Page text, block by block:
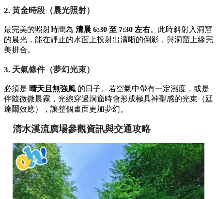
2. 黃金時段（晨光照射）
最完美的照射時間為 清晨 6:30 至 7:30 左右。此時斜射入洞窟
的晨光，能在靜止的水面上投射出清晰的倒影，與洞窟上緣完
美拼合。
3. 天氣條件（夢幻光束）
必須是 晴天且無強風 的日子。若空氣中帶有一定濕度，或是
伴隨微微晨霧，光線穿過洞窟時會形成極具神聖感的光束（廷
達爾效應），讓整個畫面更加夢幻。
清水溪流廣場參觀資訊與交通攻略